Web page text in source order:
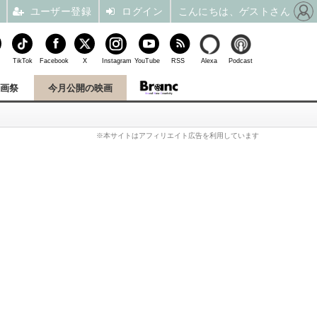
祭 今月公開の映画
※本サイトはアフィリエイト広告を利用しています
TikTok Facebook X Instagram YouTube RSS Alexa Podcast
ユーザー登録 ログイン こんにちは、ゲストさん